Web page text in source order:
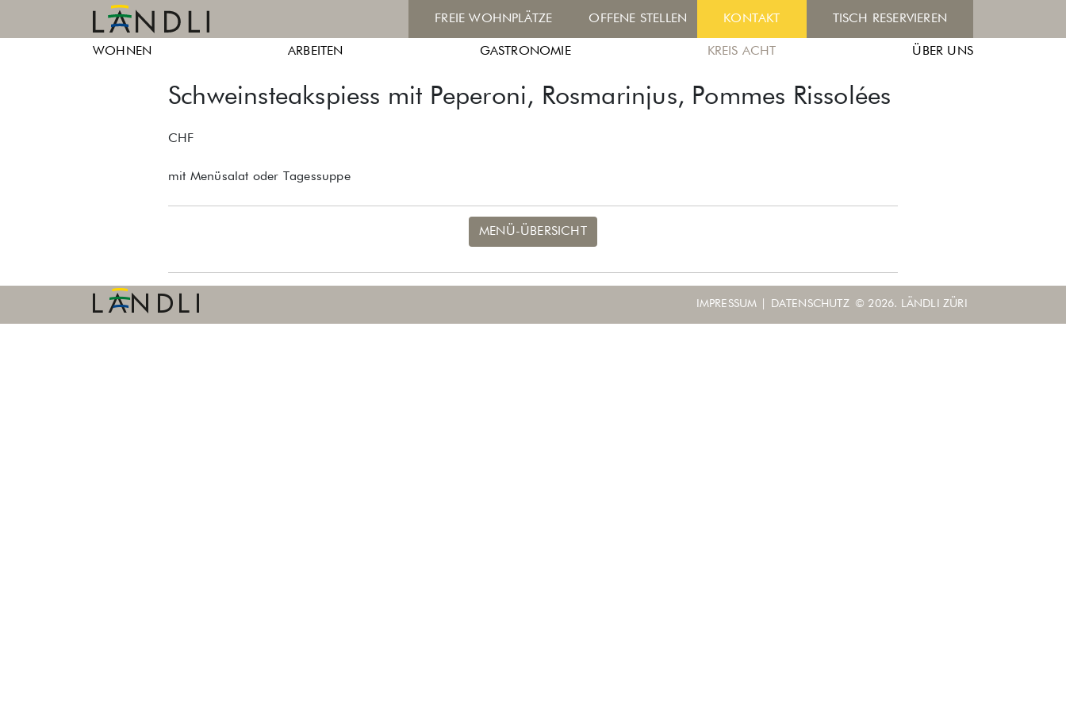
Ländli
Züri
Ländli
Züri
FREIE WOHNPLÄTZE OFFENE STELLEN KONTAKT TISCH RESERVIEREN
WOHNEN ARBEITEN GASTRONOMIE KREIS ACHT ÜBER UNS
Schweinsteakspiess mit Peperoni, Rosmarinjus, Pommes Rissolées
CHF
mit Menüsalat oder Tagessuppe
MENÜ-ÜBERSICHT
IMPRESSUM DATENSCHUTZ © 2026. LÄNDLI ZÜRI